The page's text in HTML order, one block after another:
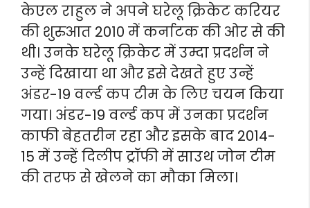
केएल राहुल ने अपने घरेलू क्रिकेट करियर
की शुरुआत 2010 में कर्नाटक की ओर से की
थी। उनके घरेलू क्रिकेट में उम्दा प्रदर्शन ने
उन्हें दिखाया था और इसे देखते हुए उन्हें
अंडर-19 वर्ल्ड कप टीम के लिए चयन किया
गया। अंडर-19 वर्ल्ड कप में उनका प्रदर्शन
काफी बेहतरीन रहा और इसके बाद 2014-
15 में उन्हें दिलीप ट्रॉफी में साउथ जोन टीम
की तरफ से खेलने का मौका मिला।